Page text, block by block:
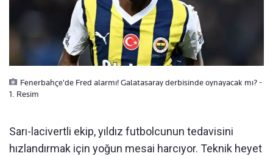
Fenerbahçe'de Fred alarmı! Galatasaray derbisinde oynayacak mı? -
1. Resim
Sarı-lacivertli ekip, yıldız futbolcunun tedavisini
hızlandırmak için yoğun mesai harcıyor. Teknik heyet